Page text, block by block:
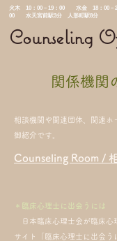
​火木 10：00－19：00 水金 18：00
00 水天宮前駅3分 人形町駅8分
Counseling
関係機関
相談機関や関連団体、関連ホ
御紹介です。
Counseling Room /
​＊臨床心理士に出会うには
日本臨床心理士会が臨床心
サイト「臨床心理士に出会う